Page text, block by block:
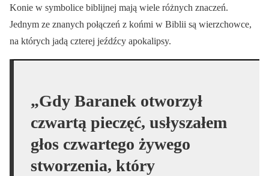
Konie w symbolice biblijnej mają wiele różnych znaczeń.
Jednym ze znanych połączeń z końmi w Biblii są wierzchowce,
na których jadą czterej jeźdźcy apokalipsy.
„Gdy Baranek otworzył
czwartą pieczęć, usłyszałem
głos czwartego żywego
stworzenia, który